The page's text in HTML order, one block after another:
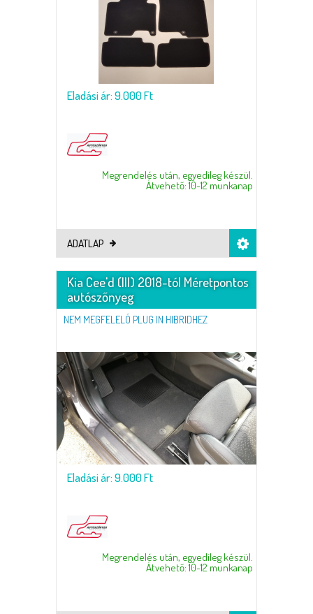
Eladási ár: 9.000 Ft
Megrendelés után, egyedileg készül.
Átvehető: 10-12 munkanap
ADATLAP
Kia Cee'd (III) 2018-tól Méretpontos
autószőnyeg
NEM MEGFELELÓ PLUG IN HIBRIDHEZ
Eladási ár: 9.000 Ft
Megrendelés után, egyedileg készül.
Átvehető: 10-12 munkanap